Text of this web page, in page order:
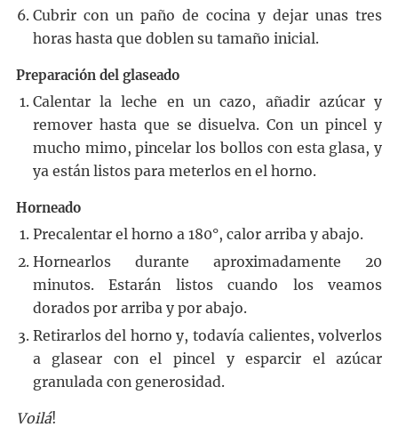
Cubrir con un paño de cocina y dejar unas tres
horas hasta que doblen su tamaño inicial.
Preparación del glaseado
Calentar la leche en un cazo, añadir azúcar y
remover hasta que se disuelva. Con un pincel y
mucho mimo, pincelar los bollos con esta glasa, y
ya están listos para meterlos en el horno.
Horneado
Precalentar el horno a 180°, calor arriba y abajo.
Hornearlos durante aproximadamente 20
minutos. Estarán listos cuando los veamos
dorados por arriba y por abajo.
Retirarlos del horno y, todavía calientes, volverlos
a glasear con el pincel y esparcir el azúcar
granulada con generosidad.
Voilá!